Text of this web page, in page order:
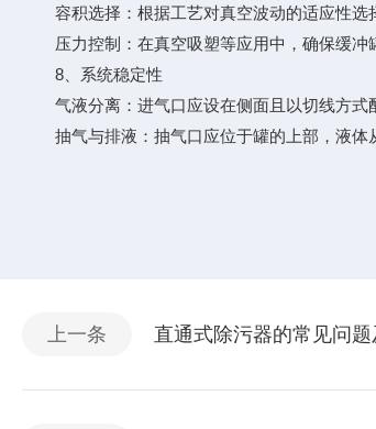
容积选择：根据工艺对真空波动的适应性选
压力控制：在真空吸塑等应用中，确保缓冲
8、系统稳定性
气液分离：进气口应设在侧面且以切线方式
抽气与排液：抽气口应位于罐的上部，液体
上一条 直通式除污器的常见问